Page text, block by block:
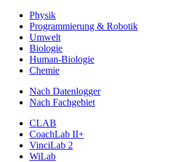
Physik
Programmierung & Robotik
Umwelt
Biologie
Human-Biologie
Chemie
Nach Datenlogger
Nach Fachgebiet
CLAB
CoachLab II+
VinciLab 2
WiLab